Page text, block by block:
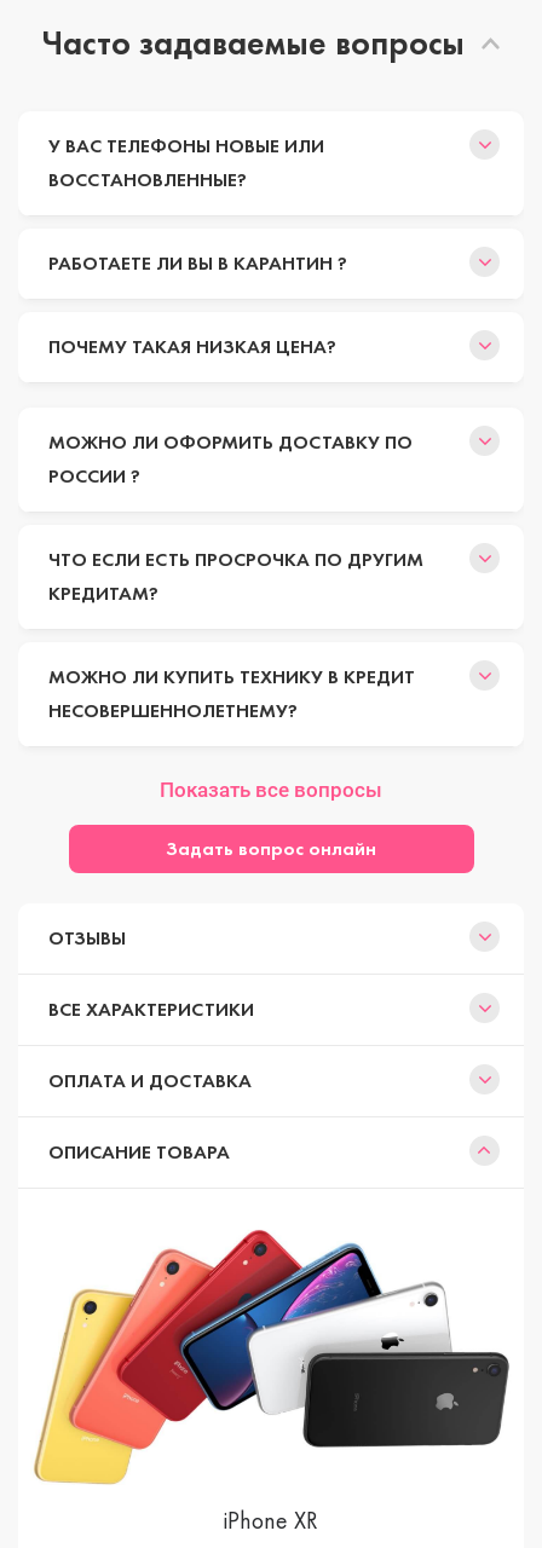
Часто задаваемые вопросы
У ВАС ТЕЛЕФОНЫ НОВЫЕ ИЛИ
ВОССТАНОВЛЕННЫЕ?
РАБОТАЕТЕ ЛИ ВЫ В КАРАНТИН ?
ПОЧЕМУ ТАКАЯ НИЗКАЯ ЦЕНА?
МОЖНО ЛИ ОФОРМИТЬ ДОСТАВКУ ПО
РОССИИ ?
ЧТО ЕСЛИ ЕСТЬ ПРОСРОЧКА ПО ДРУГИМ
КРЕДИТАМ?
МОЖНО ЛИ КУПИТЬ ТЕХНИКУ В КРЕДИТ
НЕСОВЕРШЕННОЛЕТНЕМУ?
Показать все вопросы
Задать вопрос онлайн
ОТЗЫВЫ
ВСЕ ХАРАКТЕРИСТИКИ
ОПЛАТА И ДОСТАВКА
ОПИСАНИЕ ТОВАРА
iPhone XR